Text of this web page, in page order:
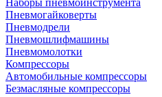
Наборы пневмоинструмента
Пневмогайковерты
Пневмодрели
Пневмошлифмашины
Пневмомолотки
Компрессоры
Автомобильные компрессоры
Безмасляные компрессоры